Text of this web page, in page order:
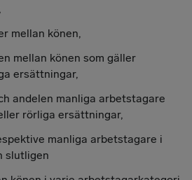
mellan könen,
mellan könen som gäller
ersättningar,
andelen manliga arbetstagare
rörliga ersättningar,
manliga arbetstagare i
slutligen